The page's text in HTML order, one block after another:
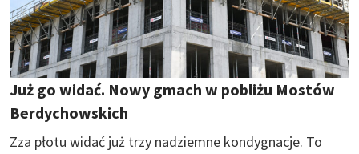
Już go widać. Nowy gmach w pobliżu Mostów
Berdychowskich
Zza płotu widać już trzy nadziemne kondygnacje. To